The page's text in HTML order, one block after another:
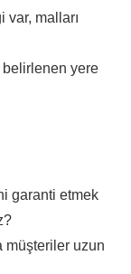
malları
belirlenen yere
garanti etmek
müşteriler uzun